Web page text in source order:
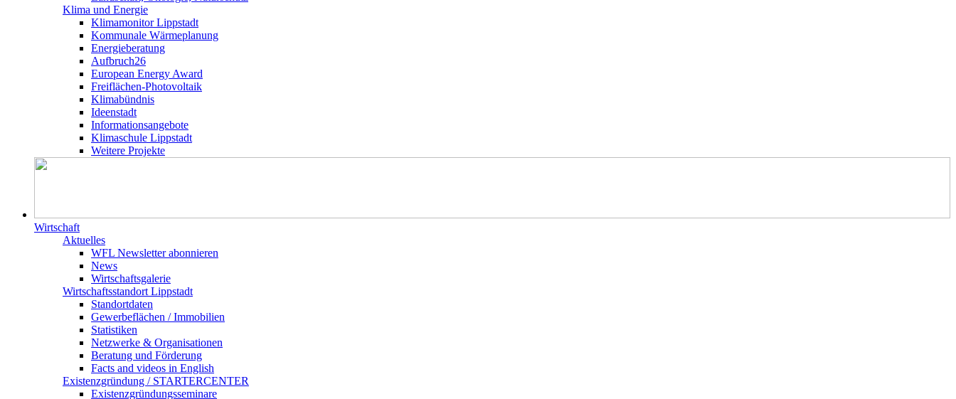
Klima und Energie
Klimamonitor Lippstadt
Kommunale Wärmeplanung
Energieberatung
Aufbruch26
European Energy Award
Freiflächen-Photovoltaik
Klimabündnis
Ideenstadt
Informationsangebote
Klimaschule Lippstadt
Weitere Projekte
Wirtschaft
Aktuelles
WFL Newsletter abonnieren
News
Wirtschaftsgalerie
Wirtschafts­­standort Lippstadt
Standortdaten
Gewerbeflächen / Immobilien
Statistiken
Netzwerke & Organisationen
Beratung und Förderung
Facts and videos in English
Existenz­gründung / STARTERCENTER
Existenzgründungsseminare